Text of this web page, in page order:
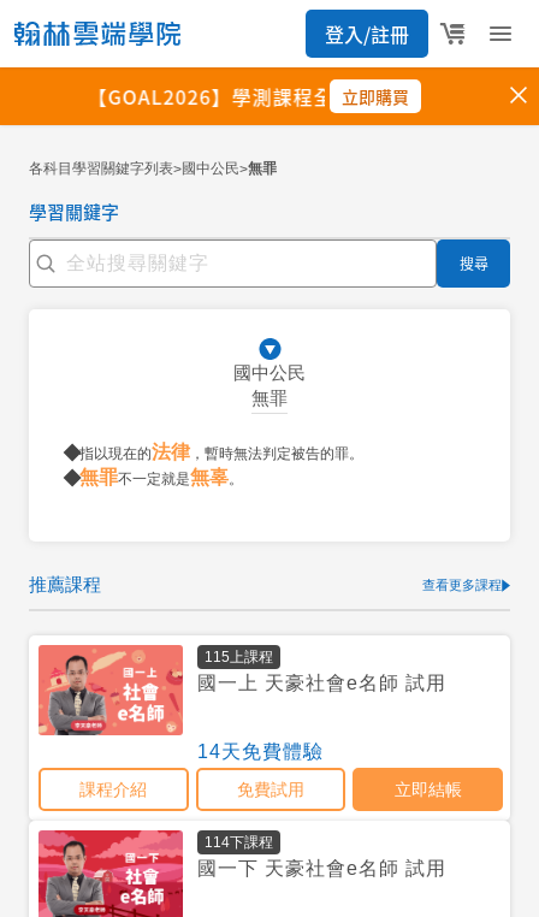
各科目學習關鍵字列表>國中公民>無罪
學習關鍵字
搜尋
國中公民
無罪
指以現在的法律，暫時無法判定被告的罪。
無罪不一定就是無辜。
推薦課程 查看更多課程